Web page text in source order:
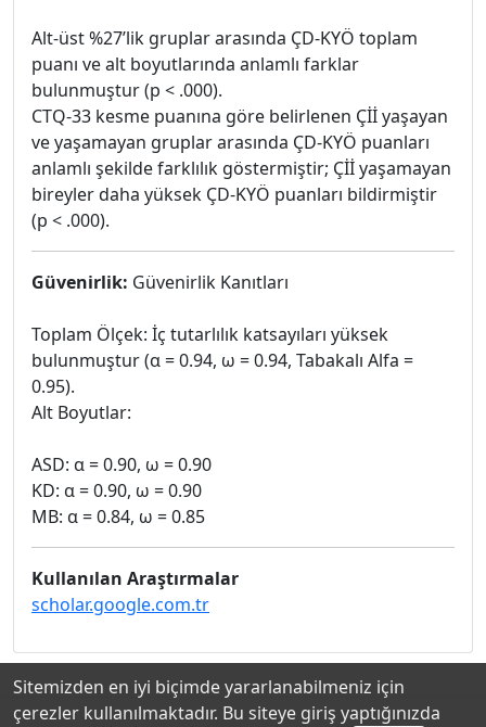
Alt-üst %27’lik gruplar arasında ÇD-KYÖ toplam
puanı ve alt boyutlarında anlamlı farklar
bulunmuştur (p < .000).
CTQ-33 kesme puanına göre belirlenen Çİİ yaşayan
ve yaşamayan gruplar arasında ÇD-KYÖ puanları
anlamlı şekilde farklılık göstermiştir; Çİİ yaşamayan
bireyler daha yüksek ÇD-KYÖ puanları bildirmiştir
(p < .000).
Güvenirlik: Güvenirlik Kanıtları
Toplam Ölçek: İç tutarlılık katsayıları yüksek
bulunmuştur (α = 0.94, ω = 0.94, Tabakalı Alfa =
0.95).
Alt Boyutlar:
ASD: α = 0.90, ω = 0.90
KD: α = 0.90, ω = 0.90
MB: α = 0.84, ω = 0.85
Kullanılan Araştırmalar
scholar.google.com.tr
Sitemizden en iyi biçimde yararlanabilmeniz için
çerezler kullanılmaktadır. Bu siteye giriş yaptığınızda